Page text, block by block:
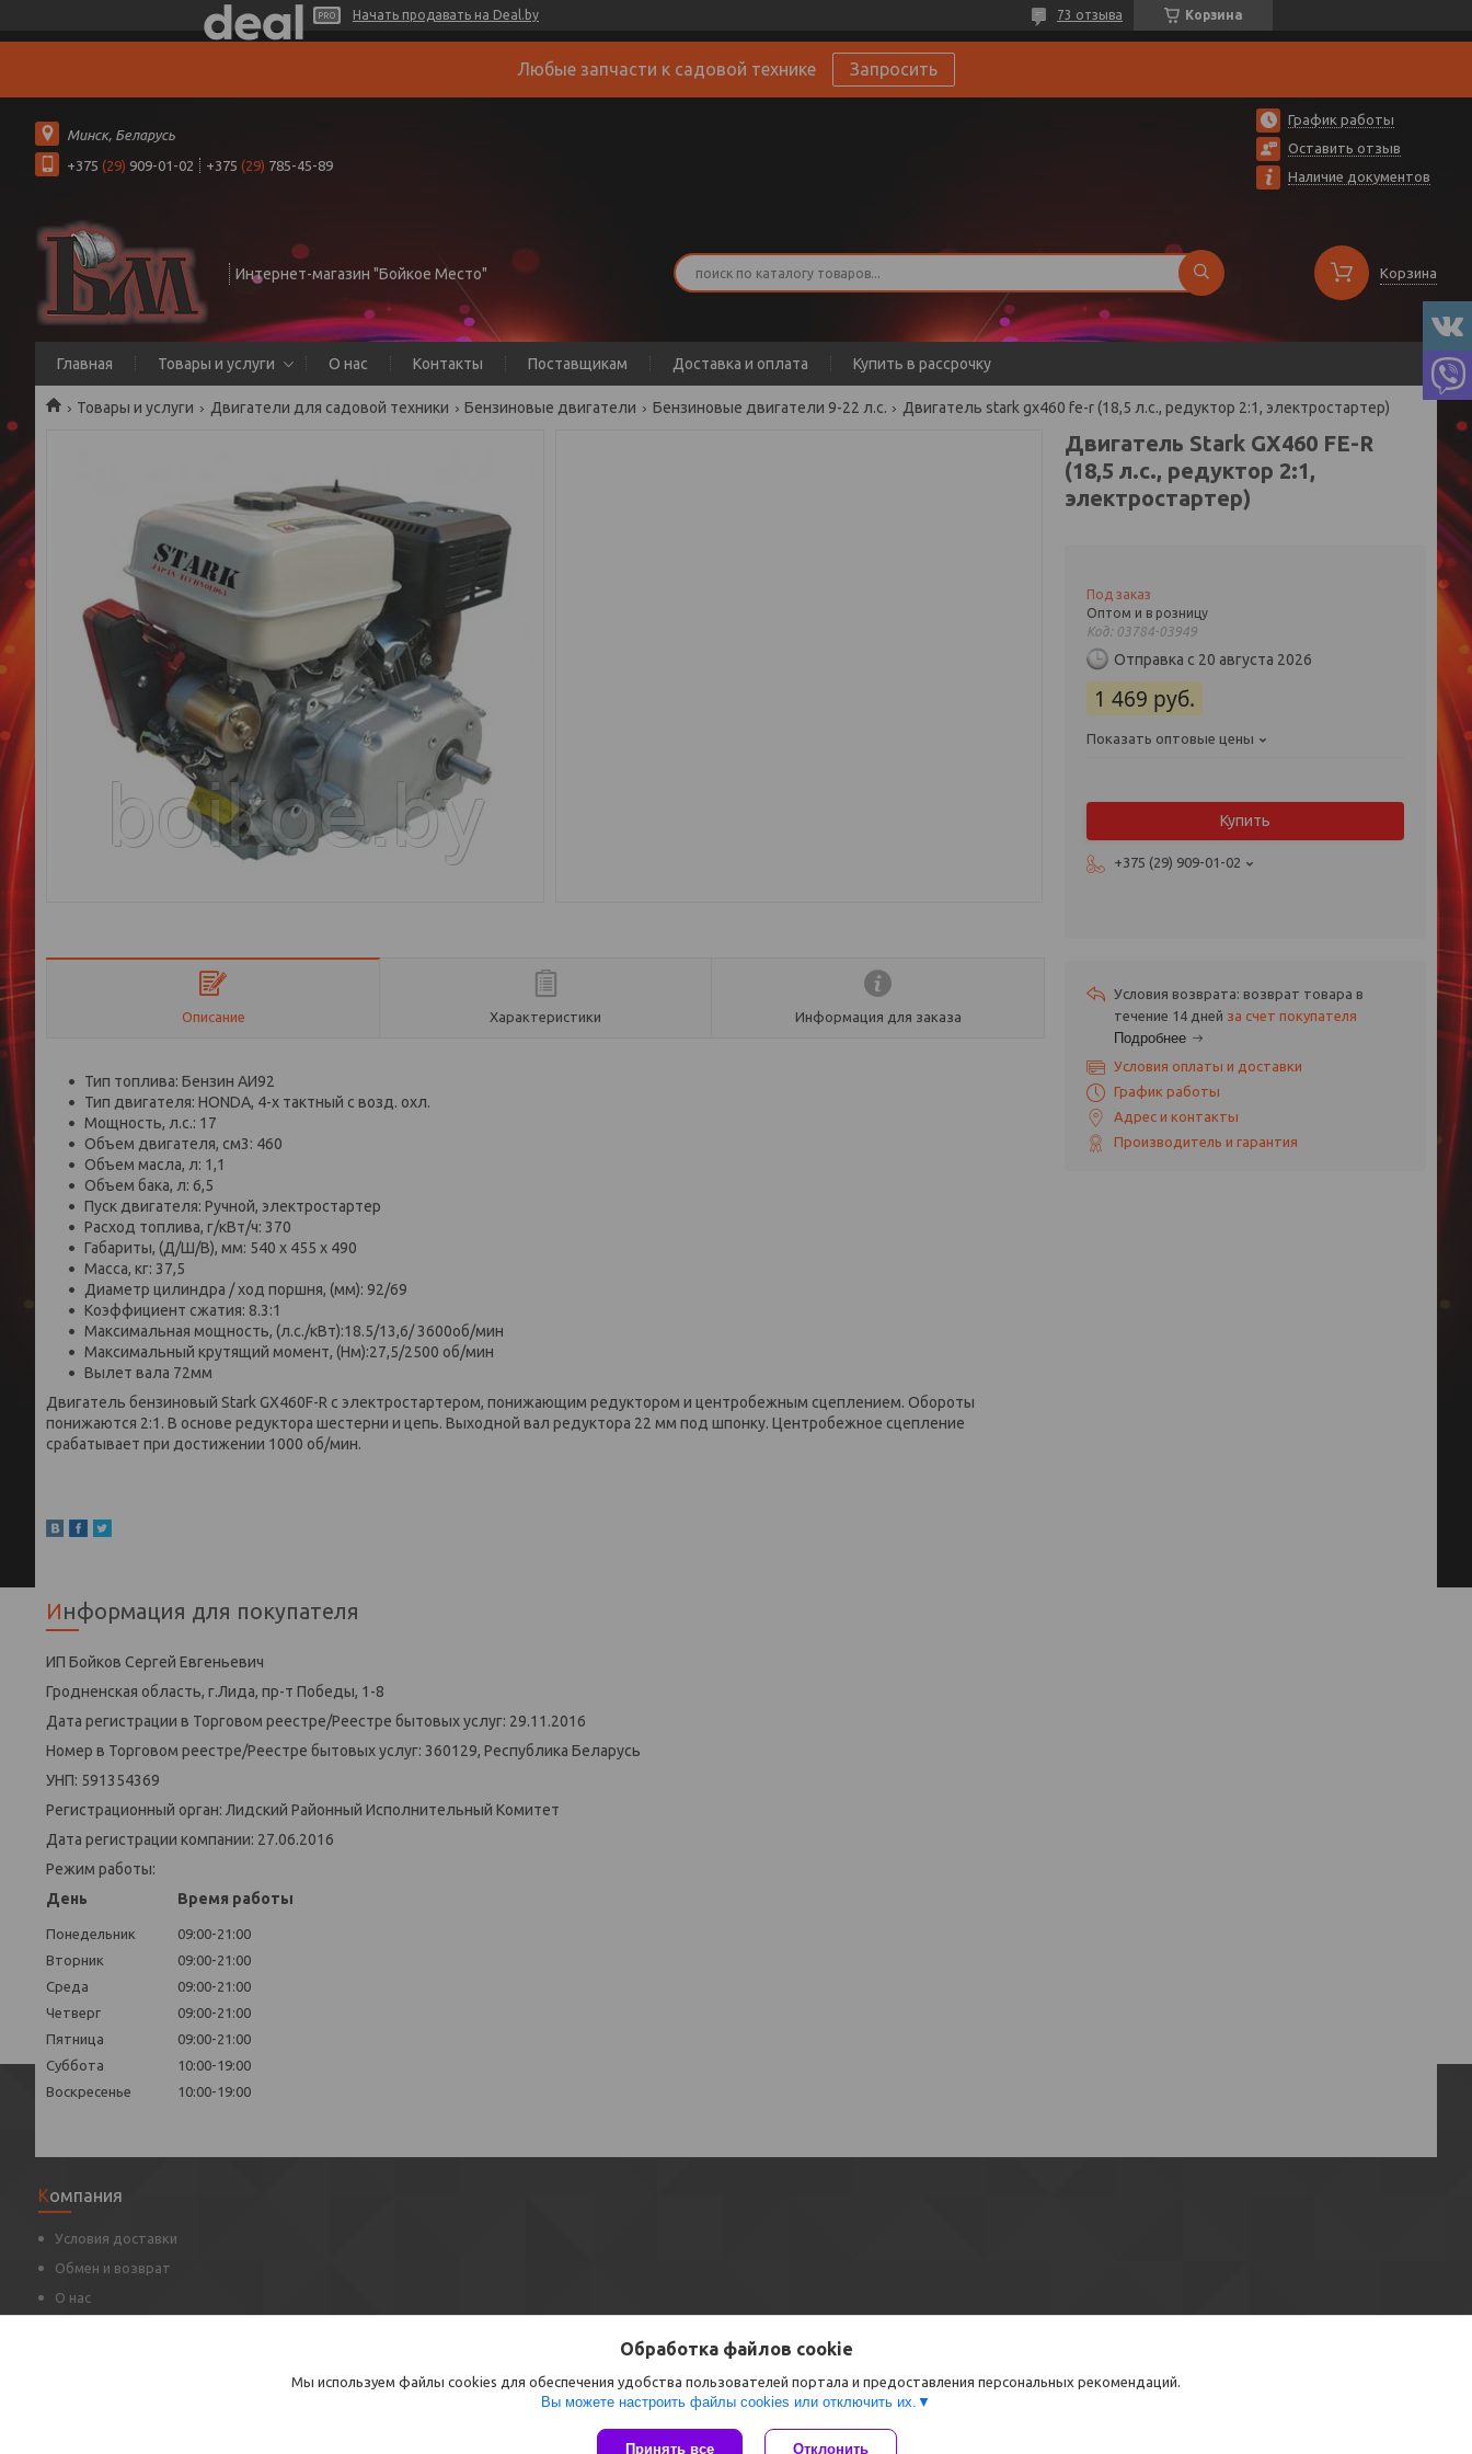
Начать продавать на Deal.by Корзина
73 отзыва
Любые запчасти к садовой технике Запросить
Минск, Беларусь
+375 (29) 909-01-02 +375 (29) 785-45-89
График работы
Оставить отзыв
Наличие документов
Интернет-магазин "Бойкое Место" Корзина
Главная Товары и услуги О нас Контакты Поставщикам Доставка и оплата Купить в рассрочку
Товары и услуги Двигатели для садовой техники Бензиновые двигатели Бензиновые двигатели 9-22 л.с. Двигатель stark gx460 fе-r (18,5 л.с., редуктор 2:1, электростартер)
Описание Характеристики Информация для заказа
Тип топлива: Бензин АИ92
Тип двигателя: HONDA, 4-х тактный с возд. охл.
Мощность, л.с.: 17
Объем двигателя, см3: 460
Объем масла, л: 1,1
Объем бака, л: 6,5
Пуск двигателя: Ручной, электростартер
Расход топлива, г/кВт/ч: 370
Габариты, (Д/Ш/В), мм: 540 х 455 х 490
Масса, кг: 37,5
Диаметр цилиндра / ход поршня, (мм): 92/69
Коэффициент сжатия: 8.3:1
Максимальная мощность, (л.с./кВт):18.5/13,6/ 3600об/мин
Максимальный крутящий момент, (Нм):27,5/2500 об/мин
Вылет вала 72мм
Двигатель бензиновый Stark GX460F-R с электростартером, понижающим редуктором и центробежным сцеплением. Обороты
понижаются 2:1. В основе редуктора шестерни и цепь. Выходной вал редуктора 22 мм под шпонку. Центробежное сцепление
срабатывает при достижении 1000 об/мин.
Информация для покупателя
ИП Бойков Сергей Евгеньевич
Гродненская область, г.Лида, пр-т Победы, 1-8
Дата регистрации в Торговом реестре/Реестре бытовых услуг: 29.11.2016
Номер в Торговом реестре/Реестре бытовых услуг: 360129, Республика Беларусь
УНП: 591354369
Регистрационный орган: Лидский Районный Исполнительный Комитет
Дата регистрации компании: 27.06.2016
Режим работы:
День
Время работы
Понедельник
09:00-21:00
Вторник
09:00-21:00
Среда
09:00-21:00
Четверг
09:00-21:00
Пятница
09:00-21:00
Суббота
10:00-19:00
Воскресенье
10:00-19:00
Двигатель Stark GX460 FЕ-R
(18,5 л.с., редуктор 2:1,
электростартер)
Под заказ
Оптом и в розницу
Код: 03784-03949
Отправка с 20 августа 2026
1 469 руб.
Показать оптовые цены
Купить
+375 (29) 909-01-02
возврат товара в
течение 14 дней за счет покупателя
Подробнее
Условия оплаты и доставки
График работы
Адрес и контакты
Производитель и гарантия
Компания
Условия доставки
Обмен и возврат
О нас
Сайт создан на платформе Deal.by
Обработка файлов cookie
Мы используем файлы cookies для обеспечения удобства пользователей портала и предоставления персональных рекомендаций.
Вы можете настроить файлы cookies или отключить их.
Принять все Отклонить